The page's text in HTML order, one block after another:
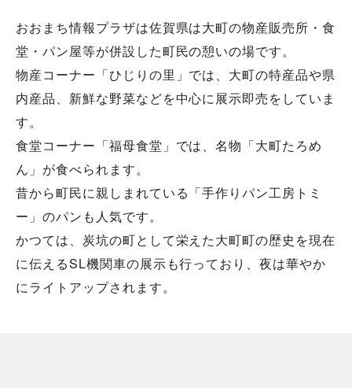
おおまち情報プラザは佐賀県は大町の物産販売所・食
堂・パン屋等が併設した町民の憩いの場です。
物産コーナー「ひじりの里」では、大町の特産品や県
内産品、新鮮な野菜などを中心に展示即売をしていま
す。
食堂コーナー「福母食堂」では、名物「大町たろめ
ん」が食べられます。
昔から町民に親しまれている「手作りパン工房トミ
ー」のパンも人気です。
かつては、炭坑の町として栄えた大町町の歴史を現在
に伝えるSL機関車の展示も行っており、夜は華やか
にライトアップされます。